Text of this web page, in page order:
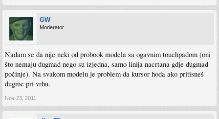
GW
Moderator
Nadam se da nije neki od probook modela sa ogavnim touchpadom (oni
što nemaju dugmad nego su izjedna, samo linija nacrtana gdje dugmad
počinje). Na svakom modelu je problem da kursor hoda ako pritisneš
dugme pri vrhu.
Nov 23, 2011